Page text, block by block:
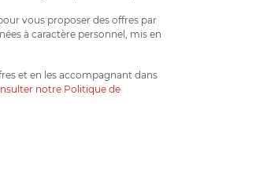
vous proposer des offres par
à caractère personnel, mis en
et en les accompagnant dans
notre Politique de